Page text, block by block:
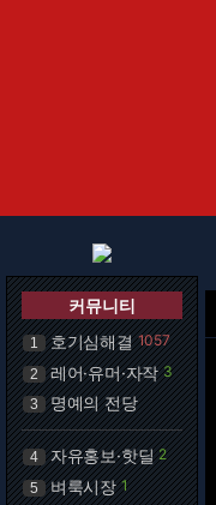
커뮤니티
1 호기심해결 1057
2 레어·유머·자작 3
3 명예의 전당
4 자유홍보·핫딜 2
5 벼룩시장 1